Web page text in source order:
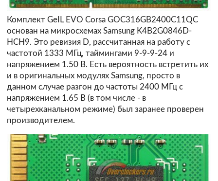
Комплект GeIL EVO Corsa GOC316GB2400C11QC
основан на микросхемах Samsung K4B2G0846D-
HCH9. Это ревизия D, рассчитанная на работу с
частотой 1333 МГц, таймингами 9-9-9-24 и
напряжением 1.50 В. Есть вероятность встретить их
и в оригинальных модулях Samsung, просто в
данном случае разгон до частоты 2400 МГц с
напряжением 1.65 В (в том числе - в
четырехканальном режиме) был заранее проверен
производителем.